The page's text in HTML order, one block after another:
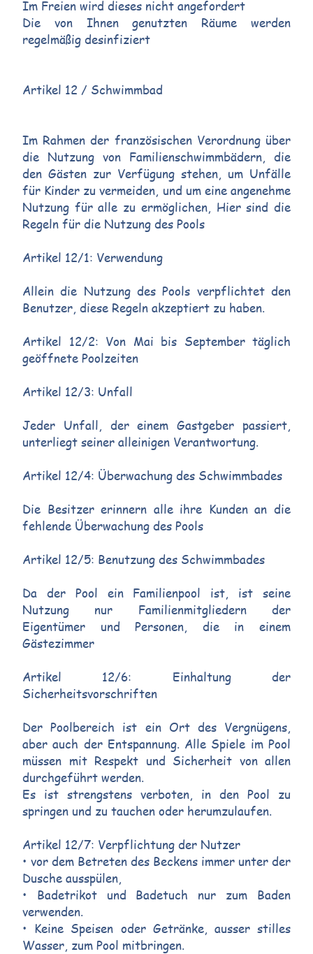
Im Freien wird dieses nicht angefordert
Die von Ihnen genutzten Räume werden
regelmäßig desinfiziert
Artikel 12 / Schwimmbad
Im Rahmen der französischen Verordnung über
die Nutzung von Familienschwimmbädern, die
den Gästen zur Verfügung stehen, um Unfälle
für Kinder zu vermeiden, und um eine angenehme
Nutzung für alle zu ermöglichen, Hier sind die
Regeln für die Nutzung des Pools
Artikel 12/1: Verwendung
Allein die Nutzung des Pools verpflichtet den
Benutzer, diese Regeln akzeptiert zu haben.
Artikel 12/2: Von Mai bis September täglich
geöffnete Poolzeiten
Artikel 12/3: Unfall
Jeder Unfall, der einem Gastgeber passiert,
unterliegt seiner alleinigen Verantwortung.
Artikel 12/4: Überwachung des Schwimmbades
Die Besitzer erinnern alle ihre Kunden an die
fehlende Überwachung des Pools
Artikel 12/5: Benutzung des Schwimmbades
Da der Pool ein Familienpool ist, ist seine
Nutzung nur Familienmitgliedern der
Eigentümer und Personen, die in einem
Gästezimmer
Artikel 12/6: Einhaltung der
Sicherheitsvorschriften
Der Poolbereich ist ein Ort des Vergnügens,
aber auch der Entspannung. Alle Spiele im Pool
müssen mit Respekt und Sicherheit von allen
durchgeführt werden.
Es ist strengstens verboten, in den Pool zu
springen und zu tauchen oder herumzulaufen.
Artikel 12/7: Verpflichtung der Nutzer
• vor dem Betreten des Beckens immer unter der
Dusche ausspülen,
• Badetrikot und Badetuch nur zum Baden
verwenden.
• Keine Speisen oder Getränke, ausser stilles
Wasser, zum Pool mitbringen.